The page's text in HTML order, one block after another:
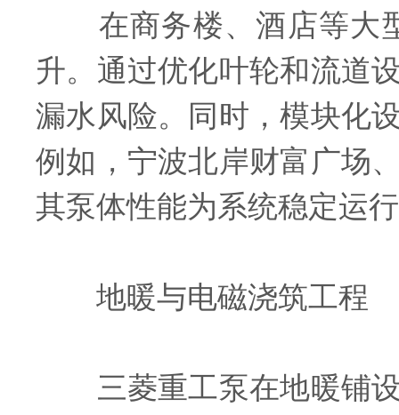
在商务楼、酒店等大型
升。通过优化叶轮和流道
漏水风险。同时，模块化
例如，宁波北岸财富广场
其泵体性能为系统稳定运
地暖与电磁浇筑工程
三菱重工泵在地暖铺设